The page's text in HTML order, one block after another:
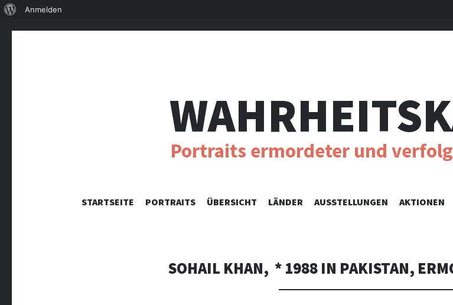
Portraits ermordeter und
SKIP
STARTSEITE PORTRAITS ÜBERSICHT LÄNDER AUSSTELLUNGEN AKTIONEN
SOHAIL KHAN, * 1988 IN PAKISTAN,
Über
Anmelden